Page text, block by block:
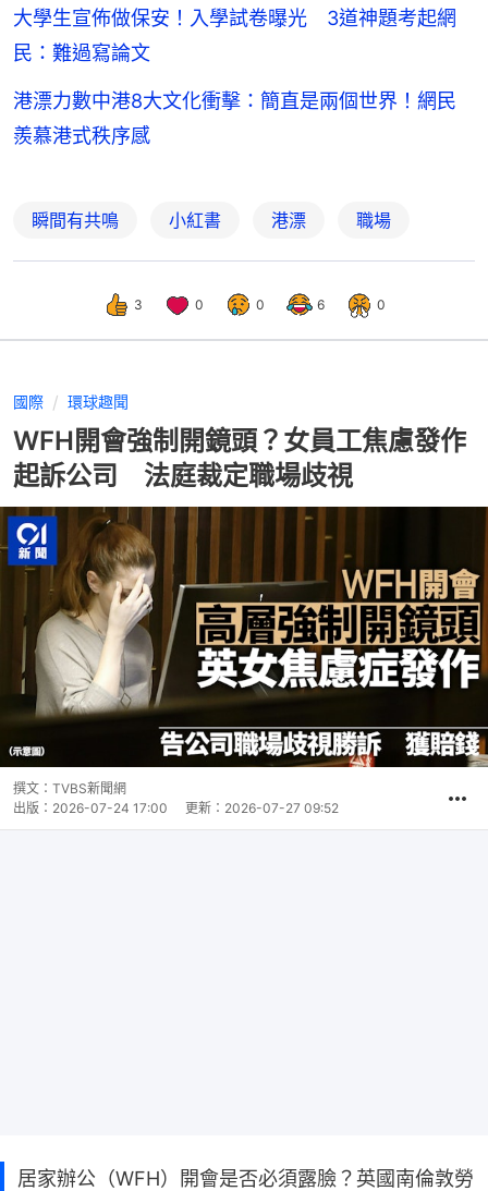
大學生宣佈做保安！入學試卷曝光 3道神題考起網
民：難過寫論文
港漂力數中港8大文化衝擊：簡直是兩個世界！網民
羨慕港式秩序感
瞬間有共鳴 小紅書 港漂 職場
3 0 0 6 0
國際 環球趣聞
WFH開會強制開鏡頭？女員工焦慮發作
起訴公司 法庭裁定職場歧視
撰文： TVBS新聞網
出版： 2026-07-24 17:00 更新： 2026-07-27 09:52
居家辦公（WFH）開會是否必須露臉？英國南倫敦勞